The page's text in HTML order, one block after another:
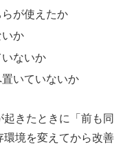
が使えたか
いか
ないか
いていないか
きたときに「前も同
環境を変えてから改善